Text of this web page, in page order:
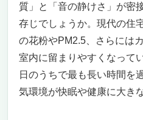
質」と「音の静けさ」が密
存じでしょうか。現代の住
の花粉やPM2.5、さらには
室内に留まりやすくなって
日のうちで最も長い時間を
気環境が快眠や健康に大き